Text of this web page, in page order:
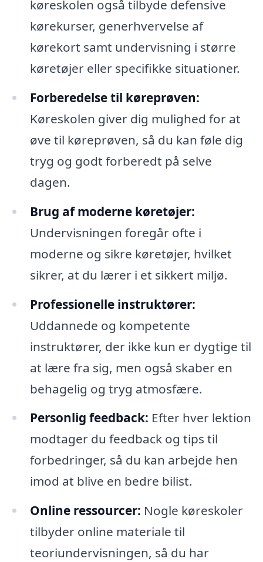
køreskolen også tilbyde defensive
kørekurser, generhvervelse af
kørekort samt undervisning i større
køretøjer eller specifikke situationer.
Forberedelse til køreprøven:
Køreskolen giver dig mulighed for at
øve til køreprøven, så du kan føle dig
tryg og godt forberedt på selve
dagen.
Brug af moderne køretøjer:
Undervisningen foregår ofte i
moderne og sikre køretøjer, hvilket
sikrer, at du lærer i et sikkert miljø.
Professionelle instruktører:
Uddannede og kompetente
instruktører, der ikke kun er dygtige til
at lære fra sig, men også skaber en
behagelig og tryg atmosfære.
Personlig feedback: Efter hver lektion
modtager du feedback og tips til
forbedringer, så du kan arbejde hen
imod at blive en bedre bilist.
Online ressourcer: Nogle køreskoler
tilbyder online materiale til
teoriundervisningen, så du har